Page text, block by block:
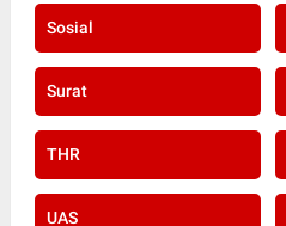
Sosial
Surat
THR
UAS